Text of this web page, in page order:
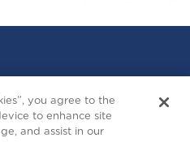
you agree to the
to enhance site
and assist in our